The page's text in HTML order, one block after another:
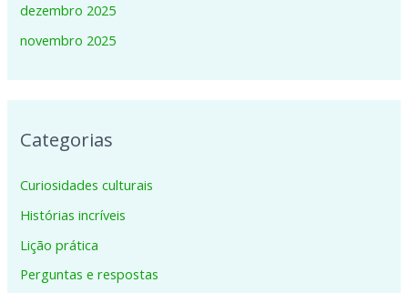
dezembro 2025
novembro 2025
Categorias
Curiosidades culturais
Histórias incríveis
Lição prática
Perguntas e respostas